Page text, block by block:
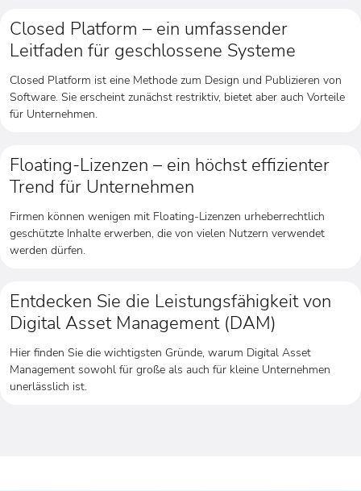
Closed Platform – ein umfassender
Leitfaden für geschlossene Systeme
Closed Platform ist eine Methode zum Design und Publizieren von
Software. Sie erscheint zunächst restriktiv, bietet aber auch Vorteile
für Unternehmen.
Floating-Lizenzen – ein höchst effizienter
Trend für Unternehmen
Firmen können wenigen mit Floating-Lizenzen urheberrechtlich
geschützte Inhalte erwerben, die von vielen Nutzern verwendet
werden dürfen.
Entdecken Sie die Leistungsfähigkeit von
Digital Asset Management (DAM)
Hier finden Sie die wichtigsten Gründe, warum Digital Asset
Management sowohl für große als auch für kleine Unternehmen
unerlässlich ist.